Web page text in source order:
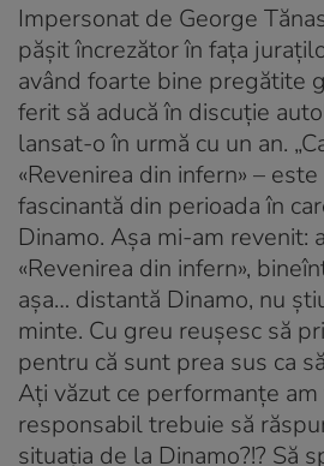
Impersonat de George
pășit încrezător în fața
având foarte bine pregătite
ferit să aducă în discuție
lansat-o în urmă cu un an.
«Revenirea din infern» –
fascinantă din perioada în
Dinamo. Așa mi-am revenit:
«Revenirea din infern»,
așa… distantă Dinamo, nu
minte. Cu greu reușesc să
pentru că sunt prea sus ca
Ați văzut ce performanțe am
responsabil trebuie să
situația de la Dinamo?!? Să